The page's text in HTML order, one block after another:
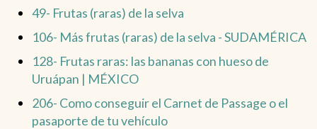
49- Frutas (raras) de la selva
106- Más frutas (raras) de la selva - SUDAMÉRICA
128- Frutas raras: las bananas con hueso de
Uruápan | MÉXICO
206- Como conseguir el Carnet de Passage o el
pasaporte de tu vehículo